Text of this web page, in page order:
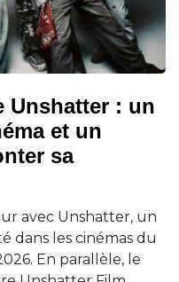
Unshatter : un
et un
sa
avec Unshatter, un
dans les cinémas du
En parallèle, le